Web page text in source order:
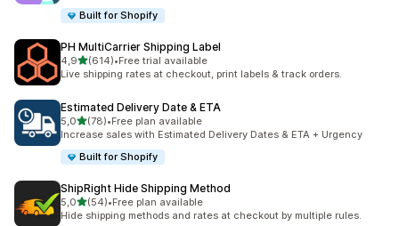
Built for Shopify
PH MultiCarrier Shipping Label
4,9av 5 stjerner
(614)
Totalt 614 omtaler
•Free trial available
Live shipping rates at checkout, print labels & track orders.
Estimated Delivery Date & ETA
5,0av 5 stjerner
(78)
Totalt 78 omtaler
•Free plan available
Increase sales with Estimated Delivery Dates & ETA + Urgency
Built for Shopify
ShipRight Hide Shipping Method
5,0av 5 stjerner
(54)
Totalt 54 omtaler
•Free plan available
Hide shipping methods and rates at checkout by multiple rules.